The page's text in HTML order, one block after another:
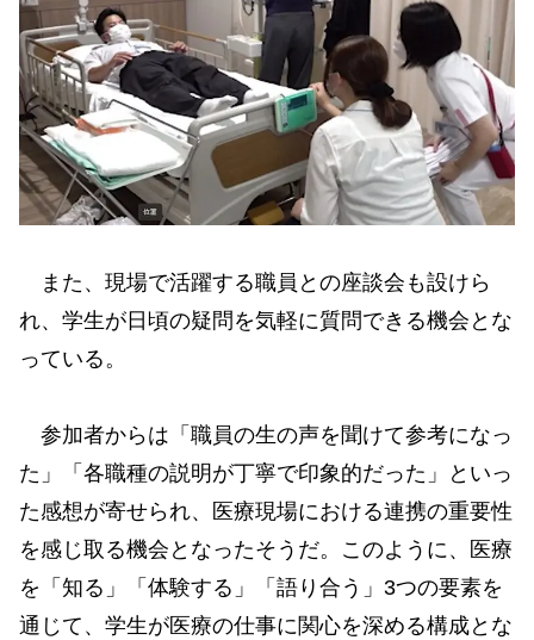
また、現場で活躍する職員との座談会も設けら
れ、学生が日頃の疑問を気軽に質問できる機会とな
っている。
参加者からは「職員の生の声を聞けて参考になっ
た」「各職種の説明が丁寧で印象的だった」といっ
た感想が寄せられ、医療現場における連携の重要性
を感じ取る機会となったそうだ。このように、医療
を「知る」「体験する」「語り合う」3つの要素を
通じて、学生が医療の仕事に関心を深める構成とな